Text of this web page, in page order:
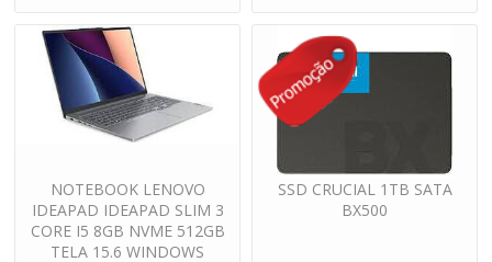
NOTEBOOK LENOVO
IDEAPAD IDEAPAD SLIM 3
CORE I5 8GB NVME 512GB
TELA 15.6 WINDOWS
SSD CRUCIAL 1TB SATA
BX500